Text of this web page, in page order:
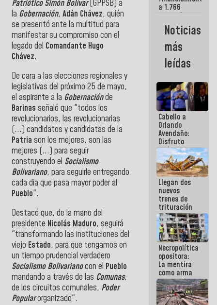
Patriótico Simón Bolívar(GPPSB) a
la Gobernación, Adán Chávez, quién
se presentó ante la multitud para
manifestar su compromiso con el
legado del Comandante Hugo
Chávez.
De cara a las elecciones regionales y
legislativas del próximo 25 de mayo,
el aspirante a la Gobernaciónde
Barinas señaló que "todos los
revolucionarios, las revolucionarias
(...) candidatos y candidatas de la
Patria son los mejores, son las
mejores (...) para seguir
construyendo el Socialismo
Bolivariano, para seguirle entregando
cada día que pasa mayor poder al
Pueblo".
Destacó que, de la mano del
presidente Nicolás Maduro, seguirá
"transformando las instituciones del
viejo Estado, para que tengamos en
un tiempo prudencial verdadero
Socialismo Bolivarianocon el Pueblo
mandando a través de las Comunas,
de los circuitos comunales, Poder
Popularorganizado".
a 1.766
comerciantes
emprendedores
afectados
por
terremotos
Noticias
más
leídas
Cabello a
Orlando
Avendaño:
Disfruto
cada vez
que escribes
porque lo
que haces
es
embarrarla
Llegan dos
nuevos
trenes de
trituración
para
optimizar
manejo de
escombros
en La Guaira
Necropolítica
opositora:
La mentira
como arma
contra el
Pueblo